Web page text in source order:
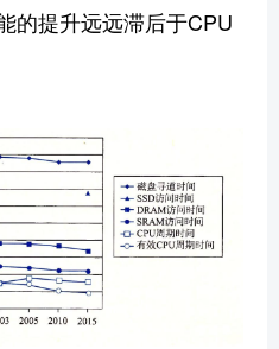
的提升远远滞后于CPU